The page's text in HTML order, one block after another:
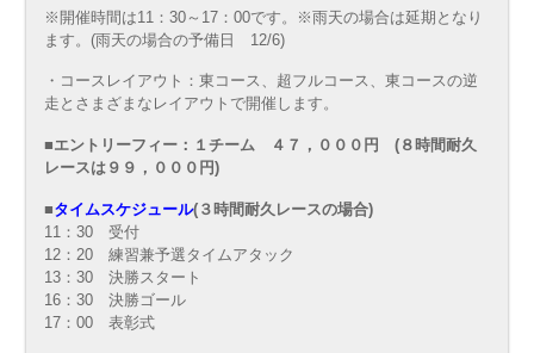
※開催時間は11：30～17：00です。※雨天の場合は延期となり
ます。(雨天の場合の予備日 12/6)
・コースレイアウト：東コース、超フルコース、東コースの逆
走とさまざまなレイアウトで開催します。
■エントリーフィー：１チーム ４７，０００円 (８時間耐久
レースは９９，０００円)
■タイムスケジュール(３時間耐久レースの場合)
11：30 受付
12：20 練習兼予選タイムアタック
13：30 決勝スタート
16：30 決勝ゴール
17：00 表彰式